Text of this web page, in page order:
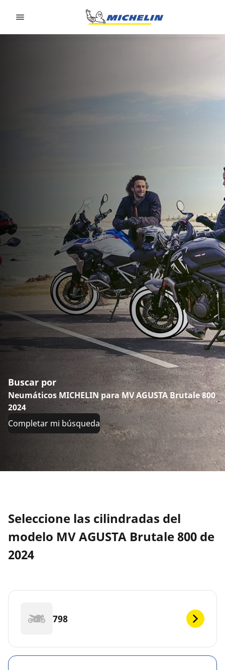
Buscar por
Neumáticos MICHELIN para MV AGUSTA Brutale 800
2024
Completar mi búsqueda
Seleccione las cilindradas del
modelo MV AGUSTA Brutale 800 de
2024
798